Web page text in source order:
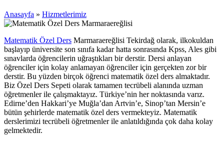
Anasayfa » Hizmetlerimiz
Matematik Özel Ders Marmaraereğlisi Tekirdağ olarak, ilkokuldan
başlayıp üniversite son sınıfa kadar hatta sonrasında Kpss, Ales gibi
sınavlarda öğrencilerin uğraştıkları bir derstir. Dersi anlayan
öğrenciler için kolay anlamayan öğrenciler için gerçekten zor bir
derstir. Bu yüzden birçok öğrenci matematik özel ders almaktadır.
Biz Özel Ders Sepeti olarak tamamen tecrübeli alanında uzman
öğretmenler ile çalışmaktayız. Türkiye’nin her noktasında varız.
Edirne’den Hakkari’ye Muğla’dan Artvin’e, Sinop’tan Mersin’e
bütün şehirlerde matematik özel ders vermekteyiz. Matematik
derslerimizi tecrübeli öğretmenler ile anlatıldığında çok daha kolay
gelmektedir.